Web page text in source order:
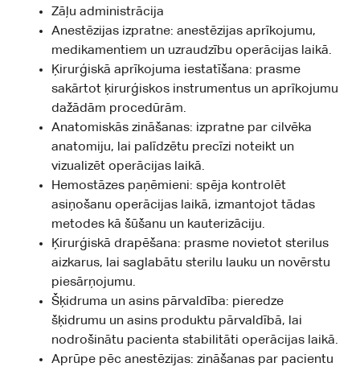
Zāļu administrācija
Anestēzijas izpratne: anestēzijas aprīkojumu,
medikamentiem un uzraudzību operācijas laikā.
Ķirurģiskā aprīkojuma iestatīšana: prasme
sakārtot ķirurģiskos instrumentus un aprīkojumu
dažādām procedūrām.
Anatomiskās zināšanas: izpratne par cilvēka
anatomiju, lai palīdzētu precīzi noteikt un
vizualizēt operācijas laikā.
Hemostāzes paņēmieni: spēja kontrolēt
asiņošanu operācijas laikā, izmantojot tādas
metodes kā šūšanu un kauterizāciju.
Ķirurģiskā drapēšana: prasme novietot sterilus
aizkarus, lai saglabātu sterilu lauku un novērstu
piesārņojumu.
Šķidruma un asins pārvaldība: pieredze
šķidrumu un asins produktu pārvaldībā, lai
nodrošinātu pacienta stabilitāti operācijas laikā.
Aprūpe pēc anestēzijas: zināšanas par pacientu